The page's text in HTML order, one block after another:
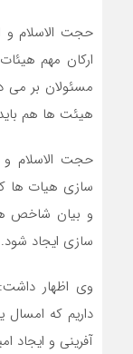
حجت الاسلام و
ارکان مهم
مسئولان بر می
هیئت ها هم
حجت الاسلام
سازی هیات ها
و بیان شاخص
سازی ایجاد شود.
داریم که امسال
آفرینی و ایجاد